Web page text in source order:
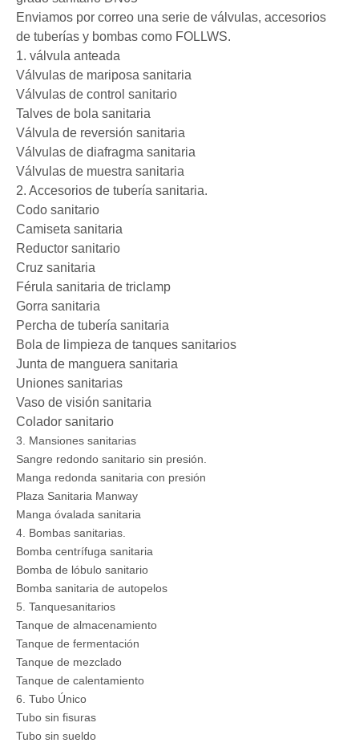
Enviamos por correo una serie de válvulas, accesorios
de tuberías y bombas como FOLLWS.
1. válvula anteada
Válvulas de mariposa sanitaria
Válvulas de control sanitario
Talves de bola sanitaria
Válvula de reversión sanitaria
Válvulas de diafragma sanitaria
Válvulas de muestra sanitaria
2. Accesorios de tubería sanitaria.
Codo sanitario
Camiseta sanitaria
Reductor sanitario
Cruz sanitaria
Férula sanitaria de triclamp
Gorra sanitaria
Percha de tubería sanitaria
Bola de limpieza de tanques sanitarios
Junta de manguera sanitaria
Uniones sanitarias
Vaso de visión sanitaria
Colador sanitario
3. Mansiones sanitarias
Sangre redondo sanitario sin presión.
Manga redonda sanitaria con presión
Plaza Sanitaria Manway
Manga óvalada sanitaria
4. Bombas sanitarias.
Bomba centrífuga sanitaria
Bomba de lóbulo sanitario
Bomba sanitaria de autopelos
5. Tanquesanitarios
Tanque de almacenamiento
Tanque de fermentación
Tanque de mezclado
Tanque de calentamiento
6. Tubo Único
Tubo sin fisuras
Tubo sin sueldo